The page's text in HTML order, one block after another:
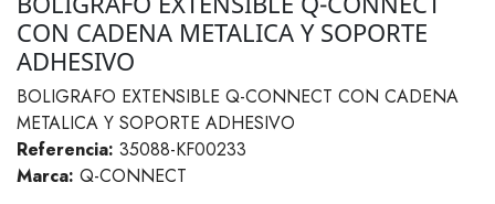
CON CADENA METALICA Y SOPORTE
ADHESIVO
BOLIGRAFO EXTENSIBLE Q-CONNECT CON CADENA
METALICA Y SOPORTE ADHESIVO
Referencia: 35088-KF00233
Marca: Q-CONNECT